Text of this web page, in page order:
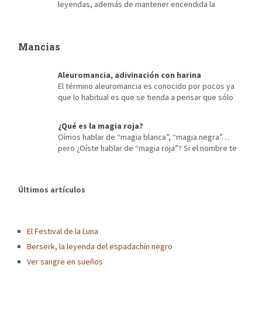
leyendas, además de mantener encendida la
se extiende desde la bahía del pueblo de Velden. […]
Mancias
Aleuromancia, adivinación con harina
El término aleuromancia es conocido por pocos ya
que lo habitual es que se tienda a pensar que sólo
tales como la quiromancia o lectura de las líneas de la mano, o
las tiradas de tarot, entre otros. Pero los métodos empleados a
lo largo de la historia para […]
¿Qué es la magia roja?
Oímos hablar de “magia blanca”, “magia negra”…
pero ¿Oíste hablar de “magia roja”? Si el nombre te
para las temáticas relacionadas […]
Últimos artículos
El Festival de la Luna
Berserk, la leyenda del espadachín negro
Ver sangre en sueños